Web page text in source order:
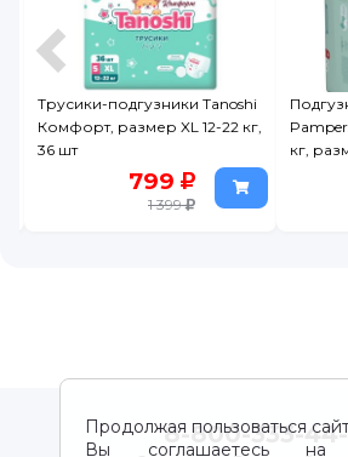
Трусики-подгузники Tanoshi
Комфорт, размер XL 12-22 кг,
36 шт
799
1 399
кг,
Продолжая пользоваться
Вы соглашаетесь на
8-800-333-